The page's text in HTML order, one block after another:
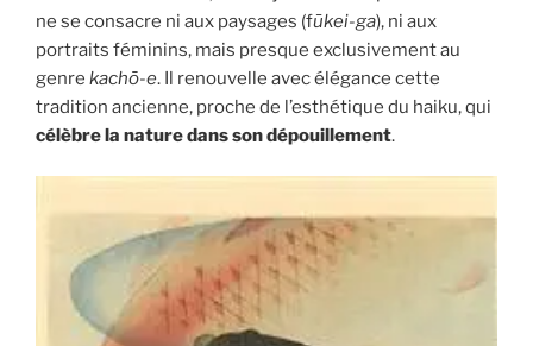
ne se consacre ni aux paysages (fūkei-ga), ni aux
portraits féminins, mais presque exclusivement au
genre kachō-e. Il renouvelle avec élégance cette
tradition ancienne, proche de l’esthétique du haiku, qui
célèbre la nature dans son dépouillement.